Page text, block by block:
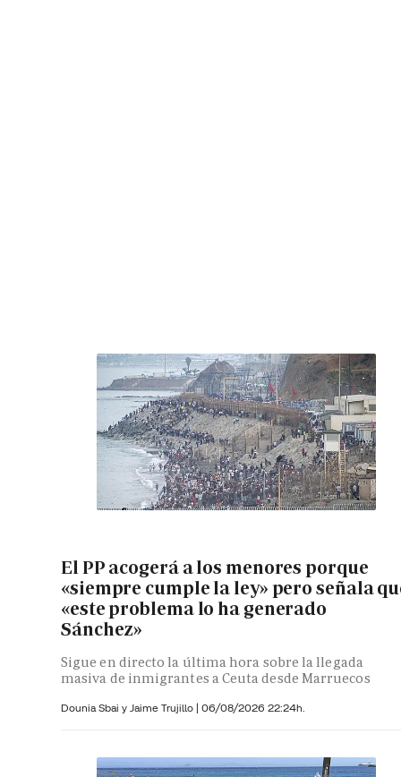
El PP acogerá a los menores porque
«siempre cumple la ley» pero señala
«este problema lo ha generado
Sánchez»
Sigue en directo la última hora sobre la llegada
masiva de inmigrantes a Ceuta desde Marruecos
Dounia Sbai y Jaime Trujillo | 06/08/2026 22:24h.